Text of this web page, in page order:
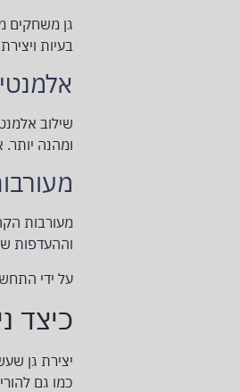
גן משחקים
בעיות
שילוב
ומהנה
מעורבות
וההעדפות
על ידי
כיצד
יצירת גן
כמו גם